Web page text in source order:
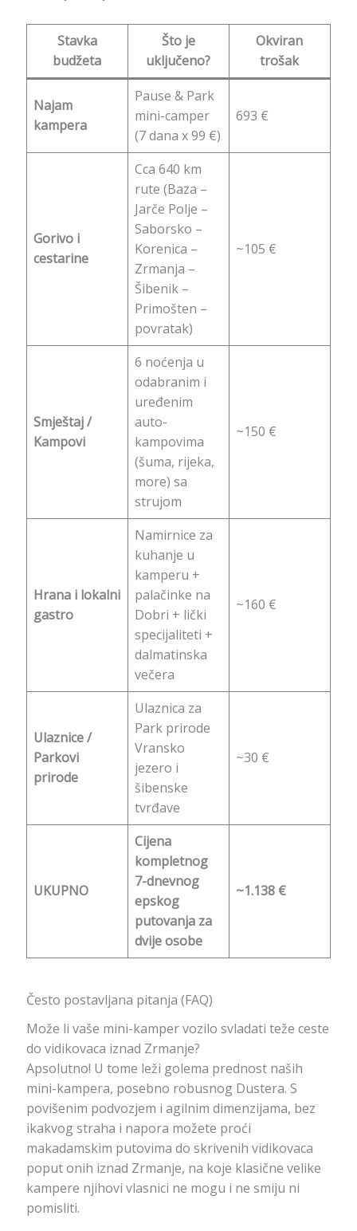
Stavka
budžeta
Što je
uključeno?
Okviran
trošak
Najam
kampera
Pause & Park
mini-camper
(7 dana x 99 €)
693 €
Gorivo i
cestarine
Cca 640 km
rute (Baza –
Jarče Polje –
Saborsko –
Korenica –
Zrmanja –
Šibenik –
Primošten –
povratak)
~105 €
Smještaj /
Kampovi
6 noćenja u
odabranim i
uređenim
auto-
kampovima
(šuma, rijeka,
more) sa
strujom
~150 €
Hrana i lokalni
gastro
Namirnice za
kuhanje u
kamperu +
palačinke na
Dobri + lički
specijaliteti +
dalmatinska
večera
~160 €
Ulaznice /
Parkovi
prirode
Ulaznica za
Park prirode
Vransko
jezero i
šibenske
tvrđave
~30 €
UKUPNO
Cijena
kompletnog
7-dnevnog
epskog
putovanja za
dvije osobe
~1.138 €
Često postavljana pitanja (FAQ)
Može li vaše mini-kamper vozilo svladati teže ceste
do vidikovaca iznad Zrmanje?
Apsolutno! U tome leži golema prednost naših
mini-kampera, posebno robusnog Dustera. S
povišenim podvozjem i agilnim dimenzijama, bez
ikakvog straha i napora možete proći
makadamskim putovima do skrivenih vidikovaca
poput onih iznad Zrmanje, na koje klasične velike
kampere njihovi vlasnici ne mogu i ne smiju ni
pomisliti.